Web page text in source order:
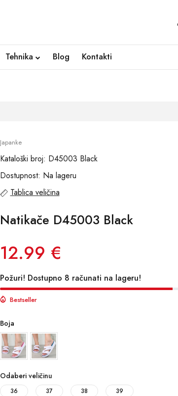
Tehnika Blog Kontakti
Japanke
Kataloški broj: D45003 Black
Dostupnost: Na lageru
Tablica veličina
Natikače D45003 Black
12.99 €
Požuri! Dostupno 8 računati na lageru!
Bestseller
Boja
Odaberi veličinu
36 37 38 39